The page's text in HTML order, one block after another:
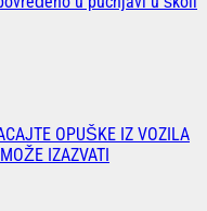
OPUŠKE IZ VOZILA
IZAZVATI